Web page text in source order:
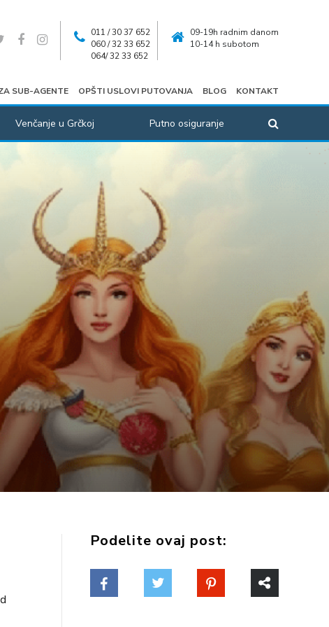
011 / 30 37 652
060 / 32 33 652
064/ 32 33 652
09-19h radnim danom
10-14 h subotom
SUB-AGENTE OPŠTI USLOVI PUTOVANJA BLOG KONTAKT
Venčanje u Grčkoj Putno osiguranje
Podelite ovaj post: